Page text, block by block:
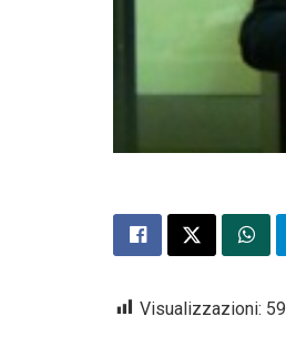
Visualizzazioni: 59